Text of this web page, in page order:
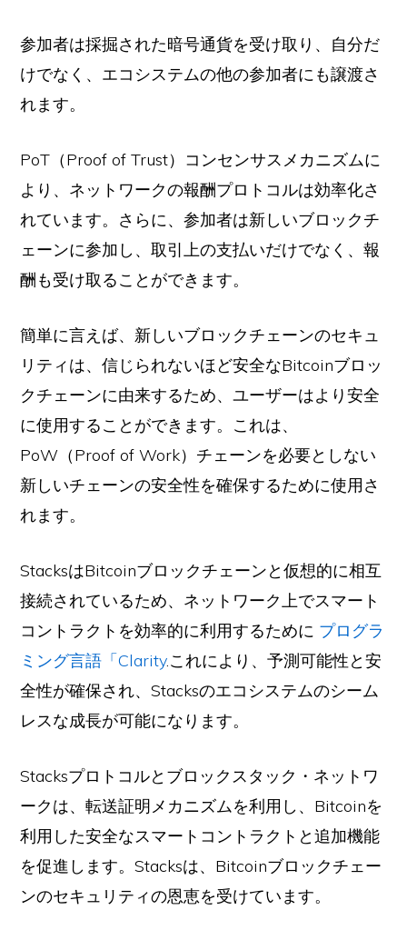
参加者は採掘された暗号通貨を受け取り、自分だ
けでなく、エコシステムの他の参加者にも譲渡さ
れます。
PoT（Proof of Trust）コンセンサスメカニズムに
より、ネットワークの報酬プロトコルは効率化さ
れています。さらに、参加者は新しいブロックチ
ェーンに参加し、取引上の支払いだけでなく、報
酬も受け取ることができます。
簡単に言えば、新しいブロックチェーンのセキュ
リティは、信じられないほど安全なBitcoinブロッ
クチェーンに由来するため、ユーザーはより安全
に使用することができます。これは、
PoW（Proof of Work）チェーンを必要としない
新しいチェーンの安全性を確保するために使用さ
れます。
StacksはBitcoinブロックチェーンと仮想的に相互
接続されているため、ネットワーク上でスマート
コントラクトを効率的に利用するために プログラ
ミング言語「Clarity.これにより、予測可能性と安
全性が確保され、Stacksのエコシステムのシーム
レスな成長が可能になります。
Stacksプロトコルとブロックスタック・ネットワ
ークは、転送証明メカニズムを利用し、Bitcoinを
利用した安全なスマートコントラクトと追加機能
を促進します。Stacksは、Bitcoinブロックチェー
ンのセキュリティの恩恵を受けています。